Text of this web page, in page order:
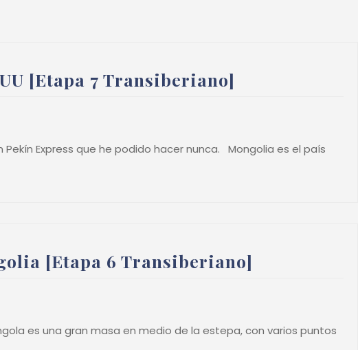
[Etapa 7 Transiberiano]
Express que he podido hacer nunca. Mongolia es el país
[Etapa 6 Transiberiano]
es una gran masa en medio de la estepa, con varios puntos